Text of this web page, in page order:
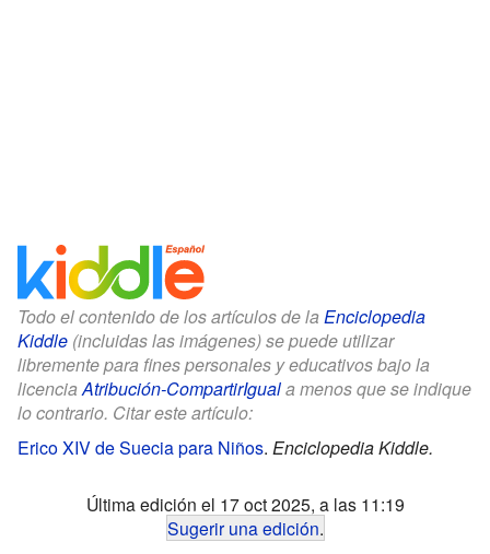
Todo el contenido de los artículos de la Enciclopedia
Kiddle (incluidas las imágenes) se puede utilizar
libremente para fines personales y educativos bajo la
licenciaAtribución-CompartirIguala menos que se indique
lo contrario. Citar este artículo:
Erico XIV de Suecia para Niños. Enciclopedia Kiddle.
Última edición el 17 oct 2025, a las 11:19
Sugerir una edición.